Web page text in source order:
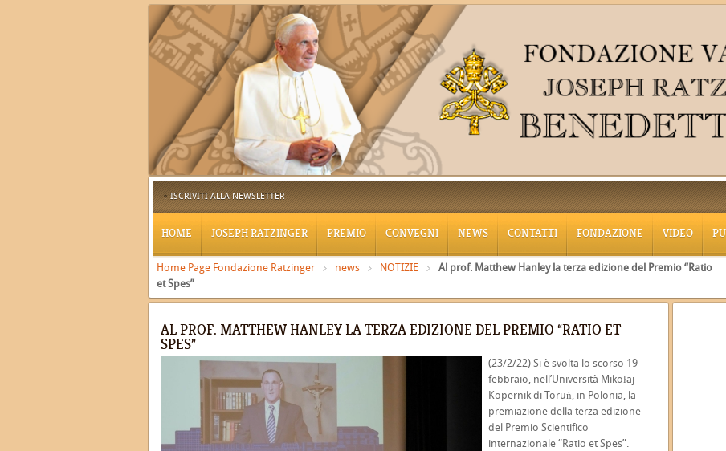
ISCRIVITI ALLA NEWSLETTER
HOME JOSEPH RATZINGER PREMIO CONVEGNI NEWS CONTATTI FONDAZIONE VIDEO
Home Page Fondazione Ratzinger news NOTIZIE
Al prof. Matthew Hanley la terza edizione del Premio “Ratio
et Spes”
AL PROF. MATTHEW HANLEY LA TERZA EDIZIONE DEL PREMIO “RATIO ET
SPES”
(23/2/22) Si è svolta lo scorso 19
febbraio, nell’Università Mikołaj
Kopernik di Toruń, in Polonia, la
premiazione della terza edizione
del Premio Scientifico
internazionale “Ratio et Spes”.